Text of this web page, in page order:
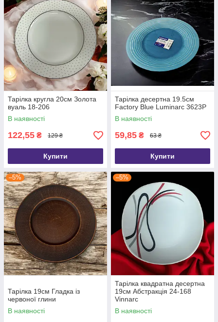
Тарілка кругла 20см Золота
вуаль 18-206
В наявності
122,55 ₴ 129 ₴
Купити
Тарілка десертна 19.5см
Factory Blue Luminarc 3623P
В наявності
59,85 ₴ 63 ₴
Купити
–5%
Тарілка 19см Гладка із
червоної глини
В наявності
–5%
Тарілка квадратна десертна
19см Абстракція 24-168
Vinnarc
В наявності